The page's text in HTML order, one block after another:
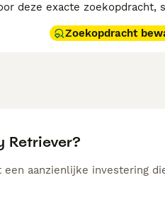
deze exacte zoekopdracht,
Zoekopdracht
Retriever?
een aanzienlijke investering